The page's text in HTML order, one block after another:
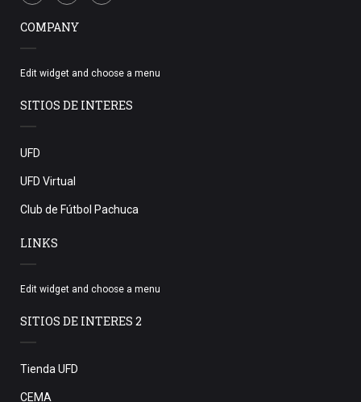
COMPANY
Edit widget and choose a menu
SITIOS DE INTERES
UFD
UFD Virtual
Club de Fútbol Pachuca
LINKS
Edit widget and choose a menu
SITIOS DE INTERES 2
Tienda UFD
CEMA